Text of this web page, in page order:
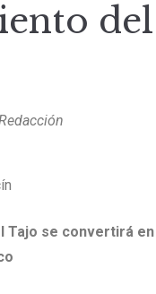
Tajo se convertirá